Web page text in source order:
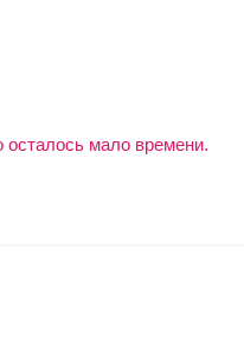
осталось мало времени.